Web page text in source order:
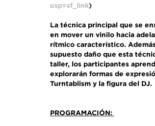
usp=sf_link)
La técnica principal que se
en mover un vinilo hacia
rítmico característico.
supuesto daño que esta
taller, los participantes
explorarán formas de
Turntablism y la figura del DJ.
PROGRAMACIÓN: